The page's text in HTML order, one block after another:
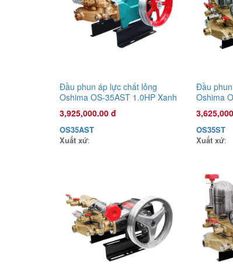
Đầu phun áp lực chất lỏng
Oshima OS-35AST 1.0HP Xanh
đậm (hoạt động bằng sức kéo
động cơ)
3,925,000.00 đ
OS35AST
Xuất xứ:
Đầu
Oshima
đậm
động cơ)
OS35ST
Xuất xứ: